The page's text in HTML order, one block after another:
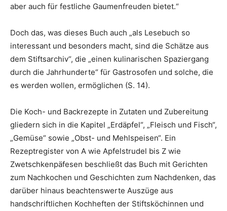
aber auch für festliche Gaumenfreuden bietet.“
Doch das, was dieses Buch auch „als Lesebuch so
interessant und besonders macht, sind die Schätze aus
dem Stiftsarchiv“, die „einen kulinarischen Spaziergang
durch die Jahrhunderte“ für Gastrosofen und solche, die
es werden wollen, ermöglichen (S. 14).
Die Koch- und Backrezepte in Zutaten und Zubereitung
gliedern sich in die Kapitel „Erdäpfel“, „Fleisch und Fisch“,
„Gemüse“ sowie „Obst- und Mehlspeisen“. Ein
Rezeptregister von A wie Apfelstrudel bis Z wie
Zwetschkenpäfesen beschließt das Buch mit Gerichten
zum Nachkochen und Geschichten zum Nachdenken, das
darüber hinaus beachtenswerte Auszüge aus
handschriftlichen Kochheften der Stiftsköchinnen und